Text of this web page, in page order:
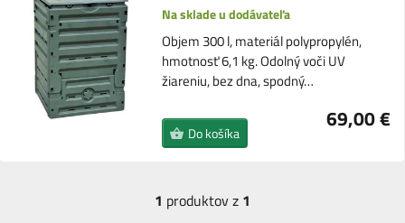
Na sklade u dodávateľa
Objem 300 l, materiál polypropylén,
hmotnosť 6,1 kg. Odolný voči UV
žiareniu, bez dna, spodný…
69,00 €
Do košíka
1 produktov z 1